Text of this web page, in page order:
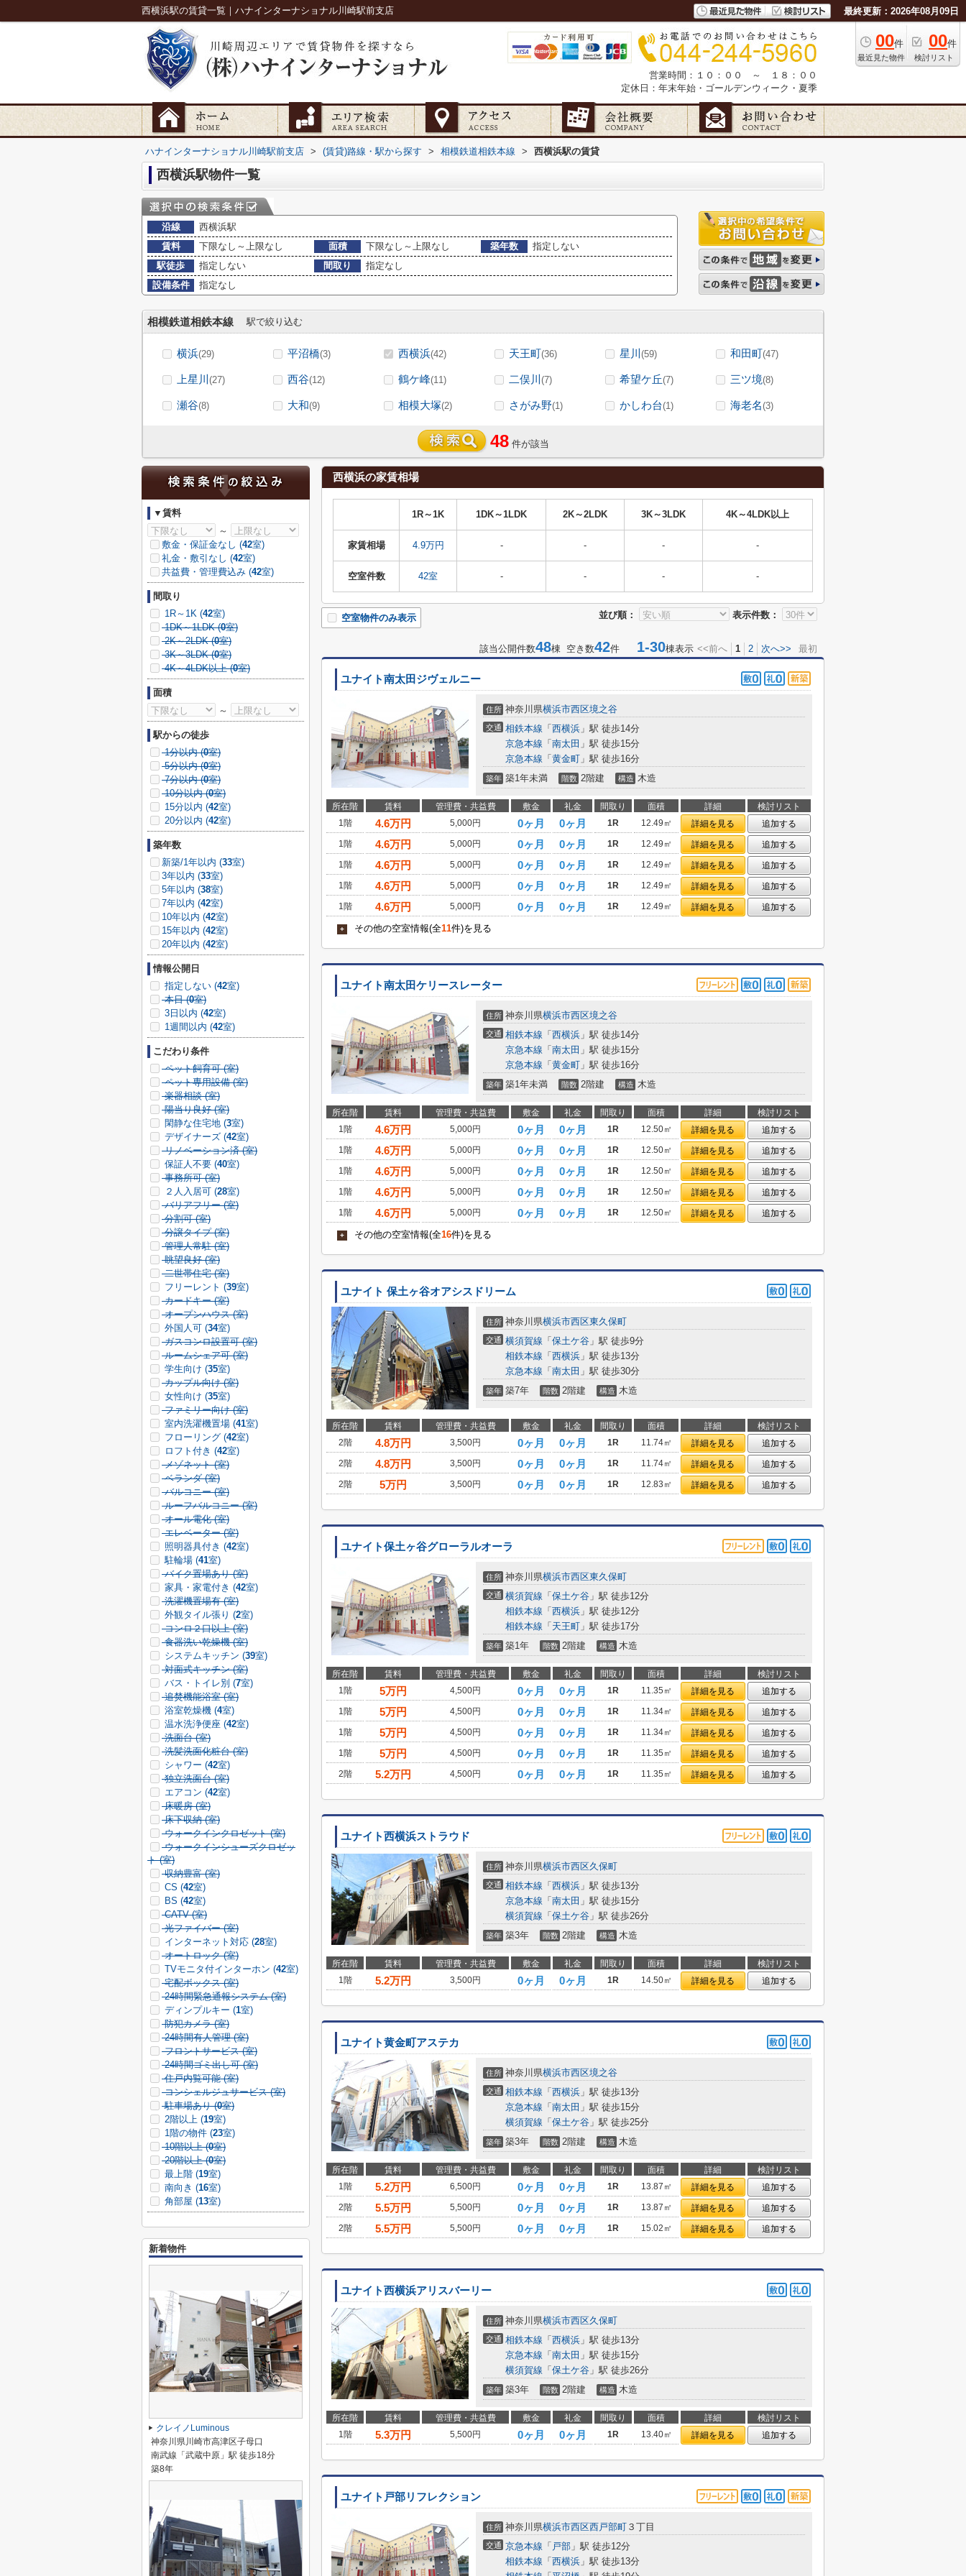
西横浜駅の賃貸一覧｜ハナインターナショナル川崎駅前支店 最終更新：2026年08月09日
00件
最近見た物件
00件
検討リスト
営業時間：１０：００ ～ １８：００
定休日：年末年始・ゴールデンウィーク・夏季
ハナインターナショナル川崎駅前支店 > (賃貸)路線・駅から探す > 相模鉄道相鉄本線 > 西横浜駅の賃貸
西横浜駅物件一覧
沿線
西横浜駅
賃料
下限なし～上限なし 面積 下限なし～上限なし 築年数
指定しない
駅徒歩
指定しない 間取り
指定なし
設備条件
指定なし
相模鉄道相鉄本線 駅で絞り込む
横浜(29) 平沼橋(3) 西横浜(42) 天王町(36) 星川 (59) 和田町(47)
上星川 (27) 西谷(12) 鶴ケ峰(11) 二俣川 (7) 希望ケ丘(7) 三ツ境(8)
瀬谷(8) 大和(9) 相模大塚(2) さがみ野(1) かしわ台(1) 海老名(3)
48 件が該当
西横浜の家賃相場
1R～1K 1DK～1LDK 2K～2LDK 3K～3LDK 4K～4LDK以上
家賃相場 4.9万円 - - - -
空室件数 42室 - - - -
並び順： 表示件数：
空室物件のみ表示
該当公開件数48棟 空き数42件 1-30棟表示 <<前へ 1 2 次へ>> 最初
ユナイト南太田ジヴェルニー
住所 神奈川県横浜市西区境之谷
交通 相鉄本線 「 西横浜 」駅 徒歩14分
京急本線 「 南太田 」駅 徒歩15分
京急本線 「 黄金町 」駅 徒歩16分
築年 築1年未満 階数 2階建 構造 木造
所在階 賃料 管理費・共益費 敷金 礼金 間取り 面積 詳細
検討リスト
1階
4.6万円 5,000円 0ヶ月 0ヶ月 1R 12.49㎡ 詳細を見る
追加する
1階
4.6万円 5,000円 0ヶ月 0ヶ月 1R 12.49㎡ 詳細を見る
追加する
1階
4.6万円 5,000円 0ヶ月 0ヶ月 1R 12.49㎡ 詳細を見る
追加する
1階
4.6万円 5,000円 0ヶ月 0ヶ月 1R 12.49㎡ 詳細を見る
追加する
1階
4.6万円 5,000円 0ヶ月 0ヶ月 1R 12.49㎡ 詳細を見る 追加する
+ その他の空室情報(全11件)を見る
ユナイト南太田ケリースレーター
住所 神奈川県横浜市西区境之谷
交通 相鉄本線 「 西横浜 」駅 徒歩14分
京急本線 「 南太田 」駅 徒歩15分
京急本線 「 黄金町 」駅 徒歩16分
築年 築1年未満 階数 2階建 構造 木造
所在階 賃料 管理費・共益費 敷金 礼金 間取り 面積 詳細
検討リスト
1階
4.6万円 5,000円 0ヶ月 0ヶ月 1R 12.50㎡ 詳細を見る
追加する
1階
4.6万円 5,000円 0ヶ月 0ヶ月 1R 12.50㎡ 詳細を見る
追加する
1階
4.6万円 5,000円 0ヶ月 0ヶ月 1R 12.50㎡ 詳細を見る
追加する
1階
4.6万円 5,000円 0ヶ月 0ヶ月 1R 12.50㎡ 詳細を見る
追加する
1階
4.6万円 5,000円 0ヶ月 0ヶ月 1R 12.50㎡ 詳細を見る 追加する
+ その他の空室情報(全16件)を見る
ユナイト 保土ヶ谷オアシスドリーム
住所 神奈川県横浜市西区東久保町
交通 横須賀線 「 保土ケ谷 」駅 徒歩9分
相鉄本線 「 西横浜 」駅 徒歩13分
京急本線 「 南太田 」駅 徒歩30分
築年 築7年 階数 2階建 構造 木造
所在階 賃料 管理費・共益費 敷金 礼金 間取り 面積 詳細
検討リスト
2階
4.8万円 3,500円 0ヶ月 0ヶ月 1R 11.74㎡ 詳細を見る
追加する
2階
4.8万円 3,500円 0ヶ月 0ヶ月 1R 11.74㎡ 詳細を見る
追加する
2階
5万円 3,500円 0ヶ月 0ヶ月 1R 12.83㎡ 詳細を見る 追加する
ユナイト保土ヶ谷グローラルオーラ
住所 神奈川県横浜市西区東久保町
交通 横須賀線 「 保土ケ谷 」駅 徒歩12分
相鉄本線 「 西横浜 」駅 徒歩12分
相鉄本線 「 天王町 」駅 徒歩17分
築年 築1年 階数 2階建 構造 木造
所在階 賃料 管理費・共益費 敷金 礼金 間取り 面積 詳細
検討リスト
1階
5万円 4,500円 0ヶ月 0ヶ月 1R 11.35㎡ 詳細を見る
追加する
1階
5万円 4,500円 0ヶ月 0ヶ月 1R 11.34㎡ 詳細を見る
追加する
1階
5万円 4,500円 0ヶ月 0ヶ月 1R 11.34㎡ 詳細を見る
追加する
1階
5万円 4,500円 0ヶ月 0ヶ月 1R 11.35㎡ 詳細を見る
追加する
2階
5.2万円 4,500円 0ヶ月 0ヶ月 1R 11.35㎡ 詳細を見る 追加する
ユナイト西横浜ストラウド
住所 神奈川県横浜市西区久保町
交通 相鉄本線 「 西横浜 」駅 徒歩13分
京急本線 「 南太田 」駅 徒歩15分
横須賀線 「 保土ケ谷 」駅 徒歩26分
築年 築3年 階数 2階建 構造 木造
所在階 賃料 管理費・共益費 敷金 礼金 間取り 面積 詳細
検討リスト
1階
5.2万円 3,500円 0ヶ月 0ヶ月 1R 14.50㎡ 詳細を見る 追加する
ユナイト黄金町アステカ
住所 神奈川県横浜市西区境之谷
交通 相鉄本線 「 西横浜 」駅 徒歩13分
京急本線 「 南太田 」駅 徒歩15分
横須賀線 「 保土ケ谷 」駅 徒歩25分
築年 築3年 階数 2階建 構造 木造
所在階 賃料 管理費・共益費 敷金 礼金 間取り 面積 詳細
検討リスト
1階
5.2万円 6,500円 0ヶ月 0ヶ月 1R 13.87㎡ 詳細を見る
追加する
2階
5.5万円 5,500円 0ヶ月 0ヶ月 1R 13.87㎡ 詳細を見る
追加する
2階
5.5万円 5,500円 0ヶ月 0ヶ月 1R 15.02㎡ 詳細を見る 追加する
ユナイト西横浜アリスバーリー
住所 神奈川県横浜市西区久保町
交通 相鉄本線 「 西横浜 」駅 徒歩13分
京急本線 「 南太田 」駅 徒歩15分
横須賀線 「 保土ケ谷 」駅 徒歩26分
築年 築3年 階数 2階建 構造 木造
所在階 賃料 管理費・共益費 敷金 礼金 間取り 面積 詳細
検討リスト
1階
5.3万円 5,500円 0ヶ月 0ヶ月 1R 13.40㎡ 詳細を見る 追加する
ユナイト戸部リフレクション
住所 神奈川県横浜市西区西戸部町 ３丁目
交通 京急本線 「 戸部 」駅 徒歩12分
相鉄本線 「 西横浜 」駅 徒歩13分
▼賃料
～
敷金・保証金なし (42室)
礼金・敷引なし (42室)
共益費・管理費込み (42室)
間取り
1R～1K (42室)
1DK～1LDK (0室)
2K～2LDK (0室)
3K～3LDK (0室)
4K～4LDK以上 (0室)
面積
～
駅からの徒歩
1分以内 (0室)
5分以内 (0室)
7分以内 (0室)
10分以内 (0室)
15分以内 (42室)
20分以内 (42室)
築年数
新築/1年以内 (33室)
3年以内 (33室)
5年以内 (38室)
7年以内 (42室)
10年以内 (42室)
15年以内 (42室)
20年以内 (42室)
情報公開日
指定しない (42室)
本日 (0室)
3日以内 (42室)
1週間以内 (42室)
こだわり条件
ペット飼育可 (室)
ペット専用設備 (室)
楽器相談 (室)
陽当り良好 (室)
閑静な住宅地 (3室)
デザイナーズ (42室)
リノベーション済 (室)
保証人不要 (40室)
事務所可 (室)
２人入居可 (28室)
バリアフリー (室)
分割可 (室)
分譲タイプ (室)
管理人常駐 (室)
眺望良好 (室)
二世帯住宅 (室)
フリーレント (39室)
カードキー (室)
オープンハウス (室)
外国人可 (34室)
ガスコンロ設置可 (室)
ルームシェア可 (室)
学生向け (35室)
カップル向け (室)
女性向け (35室)
ファミリー向け (室)
室内洗濯機置場 (41室)
フローリング (42室)
ロフト付き (42室)
メゾネット (室)
ベランダ (室)
バルコニー (室)
ルーフバルコニー (室)
オール電化 (室)
エレベーター (室)
照明器具付き (42室)
駐輪場 (41室)
バイク置場あり (室)
家具・家電付き (42室)
洗濯機置場有 (室)
外観タイル張り (2室)
コンロ２口以上 (室)
食器洗い乾燥機 (室)
システムキッチン (39室)
対面式キッチン (室)
バス・トイレ別 (7室)
追焚機能浴室 (室)
浴室乾燥機 (4室)
温水洗浄便座 (42室)
洗面台 (室)
洗髪洗面化粧台 (室)
シャワー (42室)
独立洗面台 (室)
エアコン (42室)
床暖房 (室)
床下収納 (室)
ウォークインクロゼット (室)
ウォークインシューズクロゼッ
ト (室)
収納豊富 (室)
CS (42室)
BS (42室)
CATV (室)
光ファイバー (室)
インターネット対応 (28室)
オートロック (室)
TVモニタ付インターホン (42室)
宅配ボックス (室)
24時間緊急通報システム (室)
ディンプルキー (1室)
防犯カメラ (室)
24時間有人管理 (室)
フロントサービス (室)
24時間ゴミ出し可 (室)
住戸内覧可能 (室)
コンシェルジュサービス (室)
駐車場あり (0室)
2階以上 (19室)
1階の物件 (23室)
10階以上 (0室)
20階以上 (0室)
最上階 (19室)
南向き (16室)
角部屋 (13室)
新着物件
クレイノLuminous
神奈川県川崎市高津区子母口
南武線「武蔵中原」駅 徒歩18分
築8年